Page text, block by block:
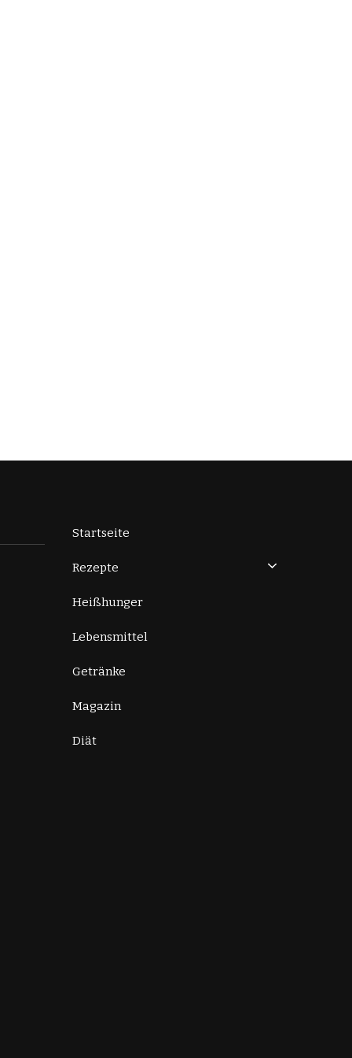
Startseite
Rezepte
Heißhunger
Lebensmittel
Getränke
Magazin
Diät